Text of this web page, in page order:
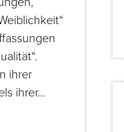
ihrer
ihrer…